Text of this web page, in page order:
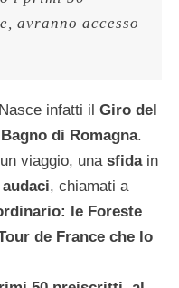
avranno accesso
Nasce infatti il Giro del
Bagno di Romagna.
viaggio, una sfidain
, chiamati a
le Foreste
de France che lo